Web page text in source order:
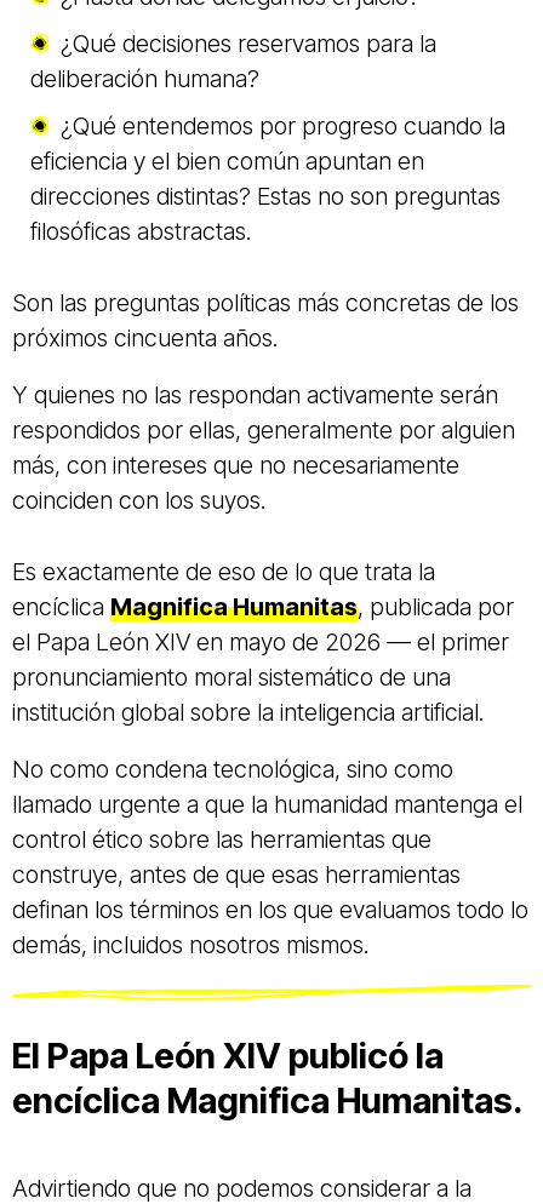
¿Qué decisiones reservamos para la
deliberación humana?
¿Qué entendemos por progreso cuando la
eficiencia y el bien común apuntan en
direcciones distintas? Estas no son preguntas
filosóficas abstractas.
Son las preguntas políticas más concretas de los
próximos cincuenta años.
Y quienes no las respondan activamente serán
respondidos por ellas, generalmente por alguien
más, con intereses que no necesariamente
coinciden con los suyos.
Es exactamente de eso de lo que trata la
encíclica Magnifica Humanitas, publicada por
el Papa León XIV en mayo de 2026 — el primer
pronunciamiento moral sistemático de una
institución global sobre la inteligencia artificial.
No como condena tecnológica, sino como
llamado urgente a que la humanidad mantenga el
control ético sobre las herramientas que
construye, antes de que esas herramientas
definan los términos en los que evaluamos todo lo
demás, incluidos nosotros mismos.
El Papa León XIV publicó la
encíclica Magnifica Humanitas.
Advirtiendo que no podemos considerar a la